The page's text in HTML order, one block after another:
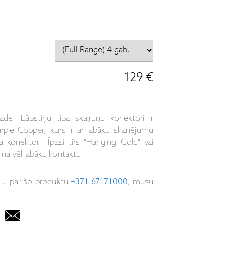
129 €
Lāpstiņu tipa skaļruņu konektori ir
Copper, kurš ir ar labāku skanējumu
konektori. Īpaši tīrs "Hanging Gold" vai
vēl labāku kontaktu.
par šo produktu+371 67171000, mūsu